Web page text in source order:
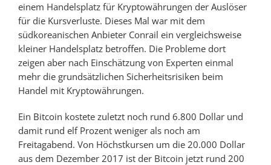
einem Handelsplatz für Kryptowährungen der Auslöser
für die Kursverluste. Dieses Mal war mit dem
südkoreanischen Anbieter Conrail ein vergleichsweise
kleiner Handelsplatz betroffen. Die Probleme dort
zeigen aber nach Einschätzung von Experten einmal
mehr die grundsätzlichen Sicherheitsrisiken beim
Handel mit Kryptowährungen.
Ein Bitcoin kostete zuletzt noch rund 6.800 Dollar und
damit rund elf Prozent weniger als noch am
Freitagabend. Von Höchstkursen um die 20.000 Dollar
aus dem Dezember 2017 ist der Bitcoin jetzt rund 200